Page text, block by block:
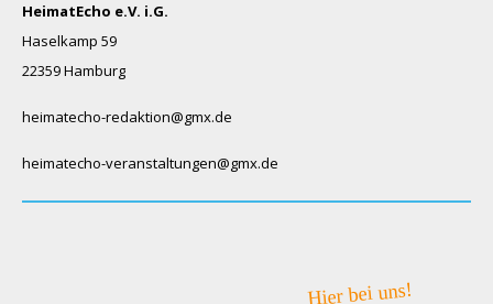
HeimatEcho e.V. i.G.
Haselkamp 59
22359 Hamburg
heimatecho-redaktion@gmx.de
heimatecho-veranstaltungen@gmx.de